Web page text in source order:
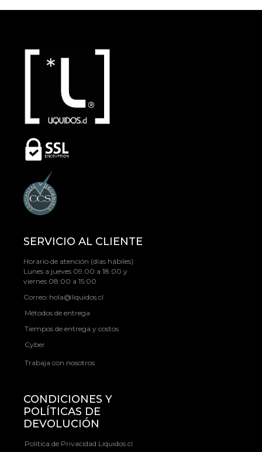
SERVICIO AL CLIENTE
Horario de atención (días hábiles):
Lunes a jueves 09:00 a 18:00 y
viernes 08:00 a 15:00
Correo: hola@liquidos.cl
Métodos de entrega
Tiempos de entrega y costos
Cyber
Trabaja con nosotros
CONDICIONES Y
POLÍTICAS DE
DEVOLUCIÓN
Política de Privacidad Liquidos.cl